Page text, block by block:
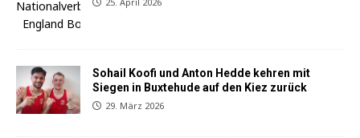
Sohail Koofi und Anton Hedde kehren mit
Siegen in Buxtehude auf den Kiez zurück
29. März 2026